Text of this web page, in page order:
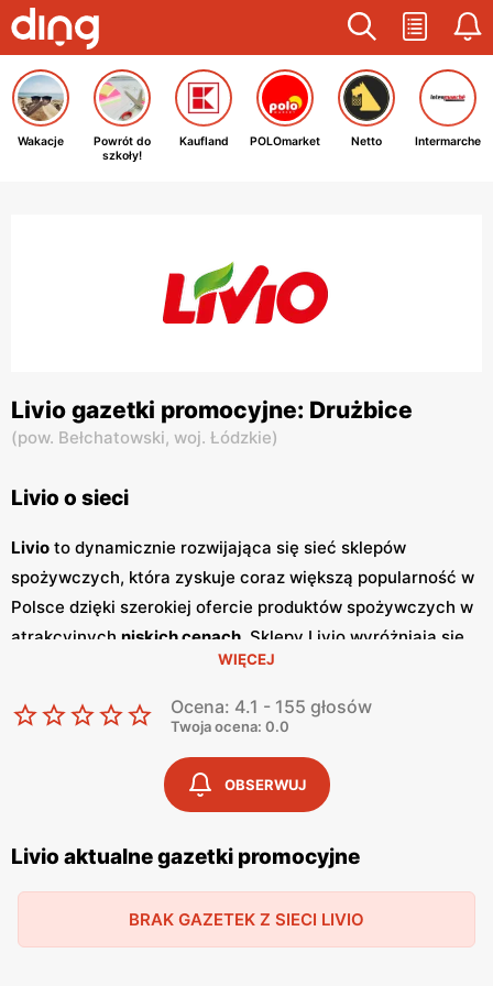
Wakacje
Powrót do
szkoły!
Kaufland POLOmarket Netto Intermarche
Livio gazetki promocyjne: Drużbice
(pow. Bełchatowski, woj. Łódzkie)
Livio o sieci
Livio to dynamicznie rozwijająca się sieć sklepów
spożywczych, która zyskuje coraz większą popularność w
Polsce dzięki szerokiej ofercie produktów spożywczych w
atrakcyjnych niskich cenach . Sklepy Livio wyróżniają się
nie tylko bogatym asortymentem, ale także częstymi
, które przyciągają klientów szukających
oszczędności i wysokiej jakości. Regularnie wydawane
informują o aktualnych zniżkach i
ofertach specjalnych, co sprawia, że klienci mogą być na
bieżąco z najnowszymi okazjami zakupowymi. Livio
szczególnie stawia na polskie produkty, co jest wyrazem
ich zaangażowania w wspieranie lokalnych producentów i
produktów. W ofercie sklepów można znaleźć szeroki
WIĘCEJ
Ocena: 4.1 - 155 głosów
Twoja ocena: 0.0
OBSERWUJ
Livio aktualne gazetki promocyjne
BRAK GAZETEK Z SIECI LIVIO